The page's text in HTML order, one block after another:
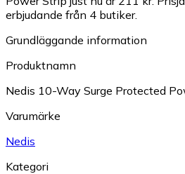
erbjudande från 4 butiker.
Grundläggande information
Produktnamn
Nedis 10-Way Surge Protected
Varumärke
Nedis
Kategori